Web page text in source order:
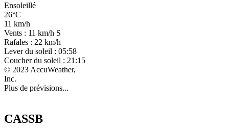
Ensoleillé
26°C
11 km/h
Vents : 11 km/h S
Rafales : 22 km/h
Lever du soleil : 05:58
Coucher du soleil : 21:15
© 2023 AccuWeather,
Inc.
Plus de prévisions...
CASSB